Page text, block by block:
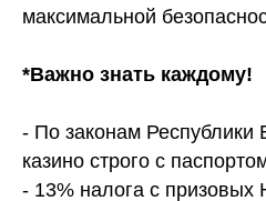
максимальной
*Важно знать каждому!
- По законам Республики
казино строго с
- 13% налога с призовых